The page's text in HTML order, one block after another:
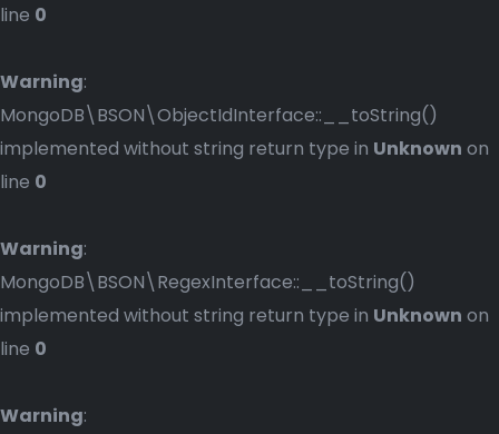
line 0
Warning:
MongoDB\BSON\ObjectIdInterface::__toString()
implemented without string return type in Unknown on
line 0
Warning:
MongoDB\BSON\RegexInterface::__toString()
implemented without string return type in Unknown on
line 0
Warning: